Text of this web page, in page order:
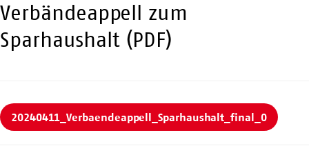
Verbändeappell zum
Sparhaushalt (PDF)
20240411_Verbaendeappell_Sparhaushalt_final_0